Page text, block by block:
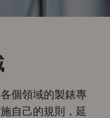
個領域的製錶專
自己的規則，延